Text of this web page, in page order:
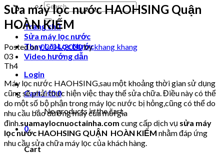
Search
for:
Trang chủ
Sửa máy lọc nước
Thay Lõi Lọc Nước
Video hướng dẫn
Login
Cart /₫00
No products in the cart.
0
Cart
Sửa máy lọc nước HAOHSING Quận
HOÀN KIẾM
Posted on03/04/2020bykhang khang
03
Th4
Máy lọc nước HAOHSING,sau một khoảng thời gian sử dụng
cũng sẽ phải thực hiện việc thay thế sửa chữa. Điều này có thể
do một số bộ phận trong máy lọc nước bị hỏng,cũng có thể do
nhu cầu bảo dưỡng máy của mỗi gia
đình.suamaylocnuoctainha.com cung cấp dịch vụ sửa máy
lọc nước HAOHSING QUẬN HOÀN KIẾM nhằm đáp ứng
nhu cầu sửa chữa máy lọc của khách hàng.